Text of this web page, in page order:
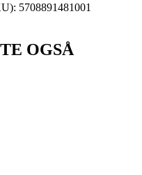
5708891481001
OGSÅ